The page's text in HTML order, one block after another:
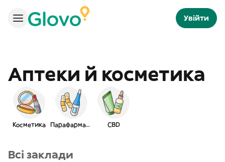
Увійти
Аптеки й косметика
Косметика Парафармація CBD
Всі заклади